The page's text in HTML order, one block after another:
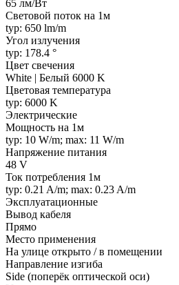
65 лм/Вт
Световой поток на 1м
typ: 650 lm/m
Угол излучения
typ: 178.4 °
Цвет свечения
White | Белый 6000 K
Цветовая температура
typ: 6000 K
Электрические
Мощность на 1м
typ: 10 W/m; max: 11 W/m
Напряжение питания
48 V
Ток потребления 1м
typ: 0.21 A/m; max: 0.23 A/m
Эксплуатационные
Вывод кабеля
Прямо
Место применения
На улице открыто / в помещении
Направление изгиба
Side (поперёк оптической оси)